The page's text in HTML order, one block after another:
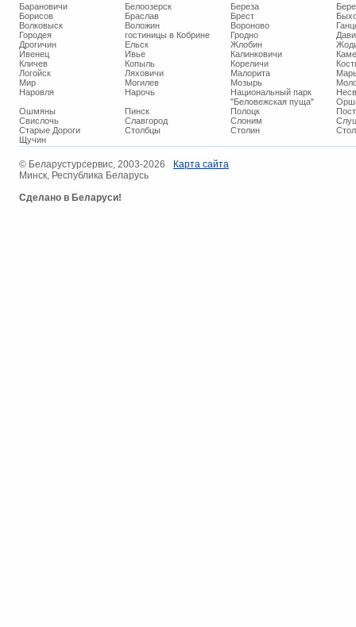
Барановичи Белоозерск Береза
Борисов
Браслав Брест
Волковыск
Воложин Вороново
Городея
гостиницы в Кобрине Гродно
Дрогичин
Ельск Жлобин
Ивенец
Ивье Калинковичи
Кличев
Копыль Кореличи
Логойск
Ляховичи Малорита
Мир
Могилев Мозырь
Наровля
Нарочь
Национальный парк
"Беловежская пуща"
Ошмяны
Пинск Полоцк
Свислочь
Славгород Слоним
Старые Дороги
Столбцы Столин
Щучин
© ​Беларустурсервис, 2003-2026
Минск, Республика Беларусь
Сделано в Беларуси!
Карта сайта